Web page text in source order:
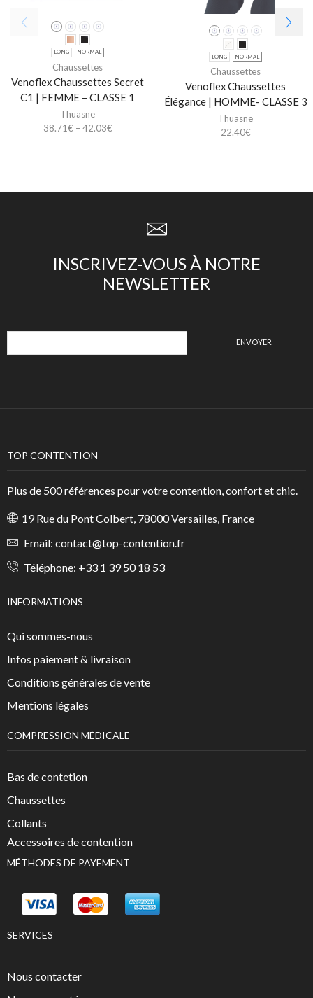
LONG NORMAL
Chaussettes
Venoflex Chaussettes Secret
C1 | FEMME – CLASSE 1
Thuasne
38.71€ –42.03€
LONG NORMAL
Chaussettes
Venoflex Chaussettes
Élégance | HOMME- CLASSE 3
Thuasne
22.40€
INSCRIVEZ-VOUS À NOTRE
NEWSLETTER
TOP CONTENTION
Plus de 500 références pour votre contention, confort et chic.
19 Rue du Pont Colbert, 78000 Versailles, France
Email: contact@top-contention.fr
Téléphone: +33 1 39 50 18 53
INFORMATIONS
Qui sommes-nous
Infos paiement & livraison
Conditions générales de vente
Mentions légales
COMPRESSION MÉDICALE
Bas de contetion
Chaussettes
Collants
Accessoires de contention
MÉTHODES DE PAYEMENT
SERVICES
Nous contacter